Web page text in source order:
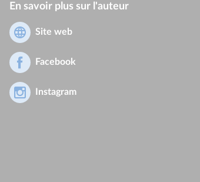
En savoir plus sur l'auteur
Site web
Facebook
Instagram